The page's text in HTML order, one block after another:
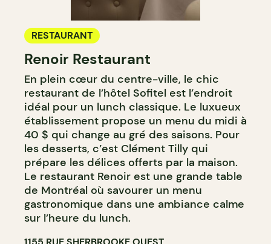
RESTAURANT
Renoir Restaurant
En plein cœur du centre-ville, le chic
restaurant de l’hôtel Sofitel est l’endroit
idéal pour un lunch classique. Le luxueux
établissement propose un menu du midi à
40 $ qui change au gré des saisons. Pour
les desserts, c’est Clément Tilly qui
prépare les délices offerts par la maison.
Le restaurant Renoir est une grande table
de Montréal où savourer un menu
gastronomique dans une ambiance calme
sur l’heure du lunch.